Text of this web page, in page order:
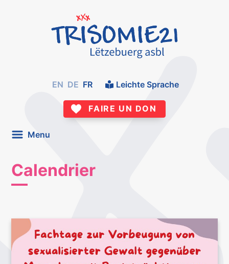
EN DE FR Leichte Sprache
FAIRE UN DON
Menu
Calendrier